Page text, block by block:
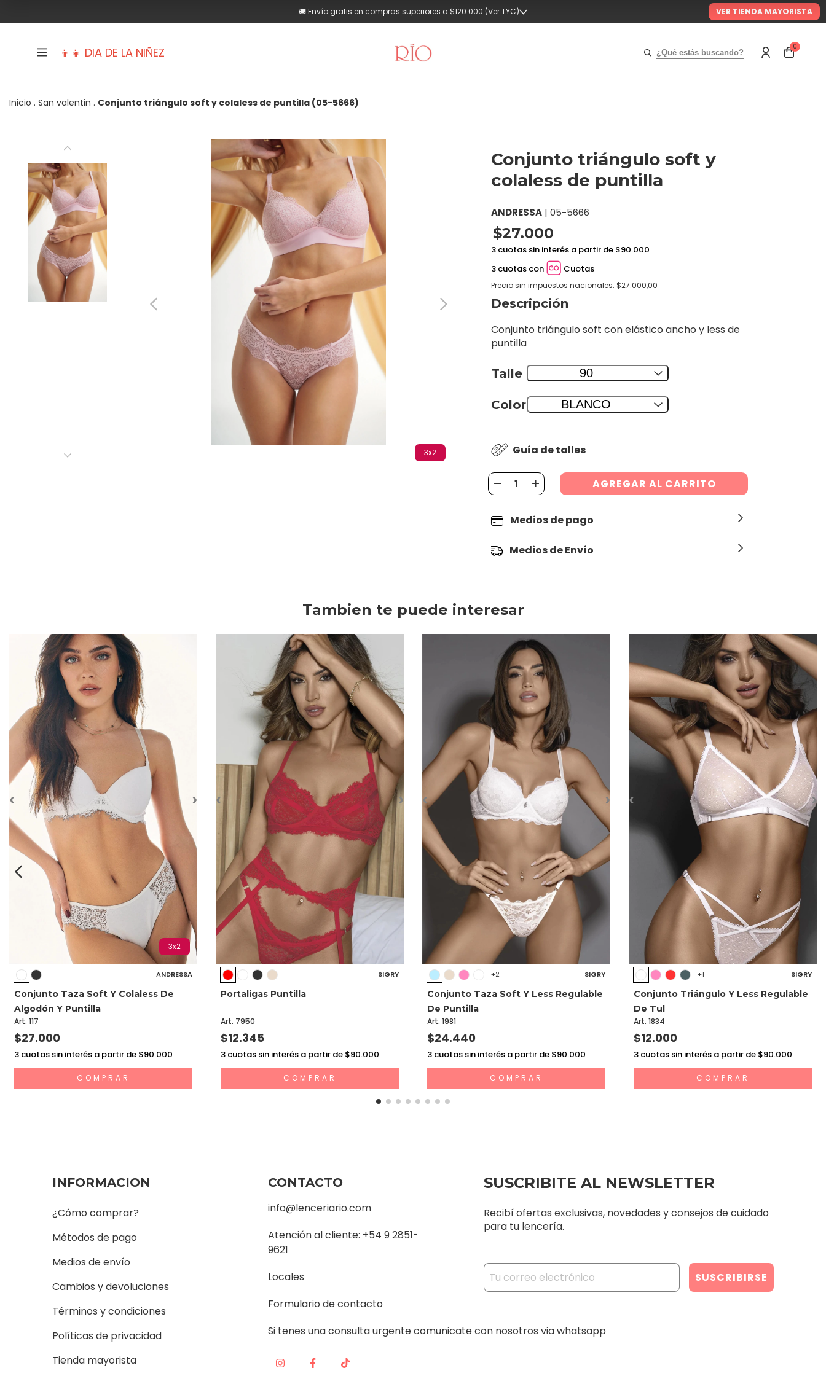
💳 Hasta 3 cuotas sin interés (Compras superiores a $90.000) VER TIENDA MAYORISTA
👦👧 DIA DE LA NIÑEZ
Trajes de baño
Mujer
Hombre
¿Qué estás buscando?
0
Inicio . San valentin . Conjunto triángulo soft y colaless de puntilla (05-5666)
3x2
Conjunto triángulo soft y
colaless de puntilla
ANDRESSA | 05-5666
$27.000
3 cuotas sin interés a partir de $90.000
3 cuotas con
Cuotas
Precio sin impuestos nacionales: $27.000,00
Descripción
Conjunto triángulo soft con elástico ancho y less de
puntilla
Color BLANCO
Talle 90
Guía de talles
Medios de pago
Medios de Envío
Tambien te puede interesar
3x2
‹ ›
ANDRESSA
Conjunto Taza Soft Y Colaless De
Algodón Y Puntilla
Art. 117
$27.000
3 cuotas sin interés a partir de $90.000
COMPRAR
‹ ›
SIGRY
Portaligas Puntilla
Art. 7950
$12.345
3 cuotas sin interés a partir de $90.000
COMPRAR
‹ ›
+2 SIGRY
Conjunto Taza Soft Y Less Regulable
De Puntilla
Art. 1981
$24.440
3 cuotas sin interés a partir de $90.000
COMPRAR
‹ ›
+1 SIGRY
Conjunto Triángulo Y Less Regulable
De Tul
Art. 1834
$12.000
3 cuotas sin interés a partir de $90.000
COMPRAR
INFORMACION
¿Cómo comprar?
Métodos de pago
Medios de envío
Cambios y devoluciones
Términos y condiciones
Políticas de privacidad
Tienda mayorista
CONTACTO
info@lenceriario.com
Atención al cliente: +54 9 2851-
9621
Locales
Formulario de contacto
Si tenes una consulta urgente comunicate con nosotros via whatsapp
SUSCRIBITE AL NEWSLETTER
Recibí ofertas exclusivas, novedades y consejos de cuidado
para tu lencería.